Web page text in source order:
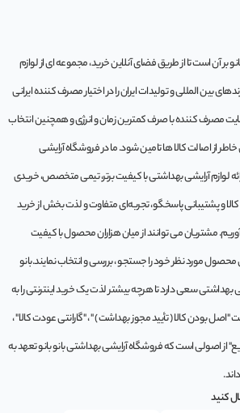
بر آن است تا از طریق فضای آنلاین خرید، مجموعه‌ ای از لوازم
بین المللی و تولیدات ایران را در اختیار مصرف کننده ایرانی
مصرف کننده با صرف کمترین زمان و انرژی و همچنین انتخاب
از اصالت کالا ها تامین شود. ما در فروشگاه آرایشی
ارائه لوازم آرایشی بهداشتی با کیفیت برتر، تیمی متخصص، خریدی
و پشتیبانی پاسخگو، تجربه‌ای متفاوت و لذت بخش از خرید
آوریم. مشتريان می توانند از ميان هزاران محصول با کيفيت
مورد نظر خود را جستجو ، بررسی و انتخاب نمايند.بانو
بهداشتی سعی دارد تا هرچه بیشتر لذت یک خرید اینترنتی را به
بودن کالا ( تأیید مجوز بهداشت ) " ، "گارانتی عودت کالا" ،
از اصولی است که فروشگاه آرایشی بهداشتی بانو بانو تعهد به
کنید